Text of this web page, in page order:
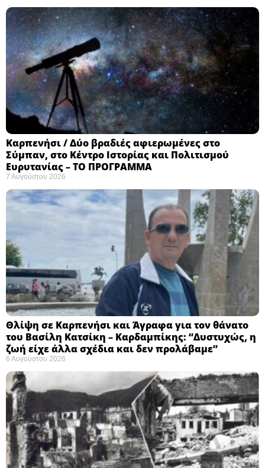
Καρπενήσι / Δύο βραδιές αφιερωμένες στο
Σύμπαν, στο Κέντρο Ιστορίας και Πολιτισμού
Ευρυτανίας – ΤΟ ΠΡΟΓΡΑΜΜΑ
7 Αυγούστου 2026
Θλίψη σε Καρπενήσι και Άγραφα για τον θάνατο
του Βασίλη Κατσίκη – Καρδαμπίκης: “Δυστυχώς, η
ζωή είχε άλλα σχέδια και δεν προλάβαμε”
6 Αυγούστου 2026